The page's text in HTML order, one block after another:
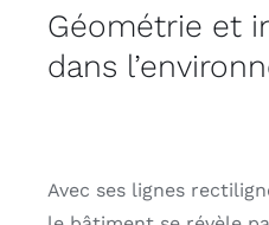
Géométrie et
dans
Avec ses lignes